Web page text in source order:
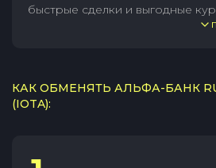
быстрые сделки и выгодные
КАК ОБМЕНЯТЬ АЛЬФА-БАНК
(IOTA):